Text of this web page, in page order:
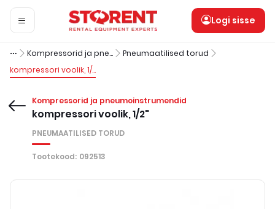
Logi sisse
Kompressorid ja pneumoinstrumendid
Pneumaatilised torud
kompressori voolik, 1/2"
Kompressorid ja pneumoinstrumendid
kompressori voolik, 1/2"
PNEUMAATILISED TORUD
Tootekood: 092513